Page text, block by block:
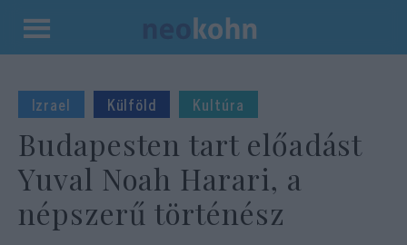
Kilépés
tartalomba
Izrael Külföld Kultúra
Budapesten tart előadást
Yuval Noah Harari, a
népszerű történész